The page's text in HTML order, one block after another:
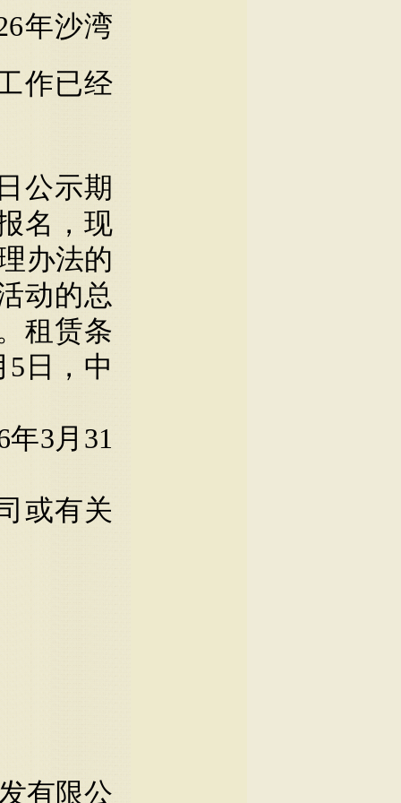
年沙湾
作已经
公示期
名，现
办法的
动的总
租赁条
5日，中
年3月31
或有关
有限公